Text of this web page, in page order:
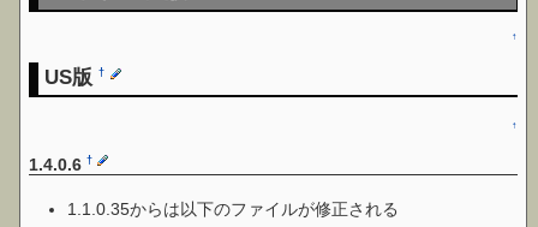
↑
US版†
↑
1.4.0.6†
1.1.0.35からは以下のファイルが修正される